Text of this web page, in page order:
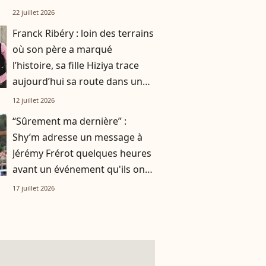
smoothie"
22 juillet 2026
Franck Ribéry : loin des terrains
où son père a marqué
l’histoire, sa fille Hiziya trace
aujourd’hui sa route dans un
tout autre univers
12 juillet 2026
“Sûrement ma dernière” :
Shy’m adresse un message à
Jérémy Frérot quelques heures
avant un événement qu'ils ont
vécu ensemble
17 juillet 2026